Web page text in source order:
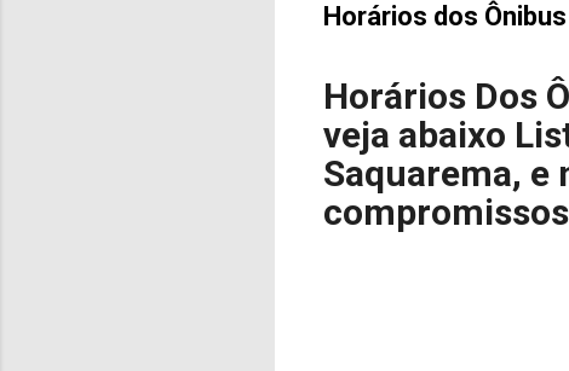
Horários dos
Horários Dos
veja abaixo
Saquarema, e
compromissos